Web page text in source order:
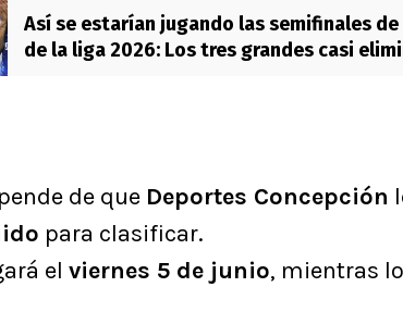
Así se estarían jugando las semifinales de
de la liga 2026: Los tres grandes casi
de que Deportes Concepción
para clasificar.
el viernes 5 de junio, mientras